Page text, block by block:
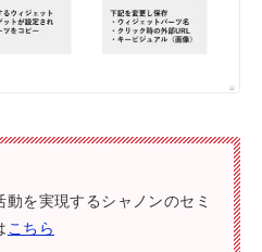
を実現するシャノンのセミ
こちら